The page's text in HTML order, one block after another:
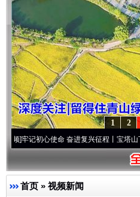
2
1
心使命 奋进复兴征程丨宝塔山下好光景..·[
首页 » 视频新闻